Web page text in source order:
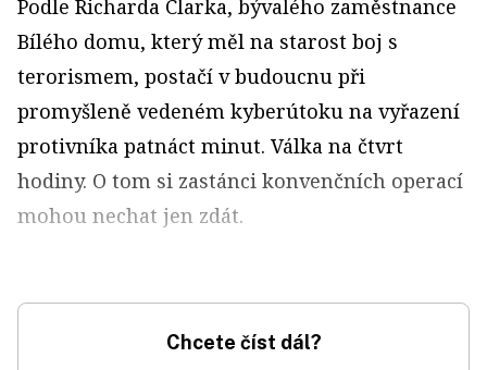
Podle Richarda Clarka, bývalého zaměstnance
Bílého domu, který měl na starost boj s
terorismem, postačí v budoucnu při
promyšleně vedeném kyberútoku na vyřazení
protivníka patnáct minut. Válka na čtvrt
hodiny. O tom si zastánci konvenčních operací
mohou nechat jen zdát.
Chcete číst dál?